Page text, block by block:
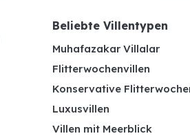
Beliebte Villentypen
Muhafazakar Villalar
Flitterwochenvillen
Konservative
Luxusvillen
Villen mit Meerblick